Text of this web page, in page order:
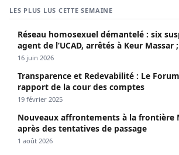
LES PLUS LUS CETTE SEMAINE
Réseau homosexuel démantelé : six
agent de l’UCAD, arrêtés à Keur Massar
propagé le VIH depuis 2018
16 juin 2026
Transparence et Redevabilité : Le
rapport de la cour des comptes
19 février 2025
Nouveaux affrontements à la frontière
après des tentatives de passage
1 août 2026